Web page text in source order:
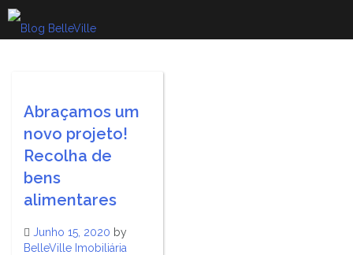
Skip
to
content
Abraçamos um
novo projeto!
Recolha de
bens
alimentares
Junho 15, 2020 by
BelleVille Imobiliária